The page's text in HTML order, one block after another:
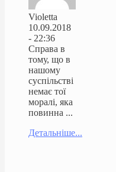
Violetta
10.09.2018
- 22:36
Справа в
тому, що в
нашому
суспільстві
немає тої
моралі, яка
повинна ...
Детальніше...